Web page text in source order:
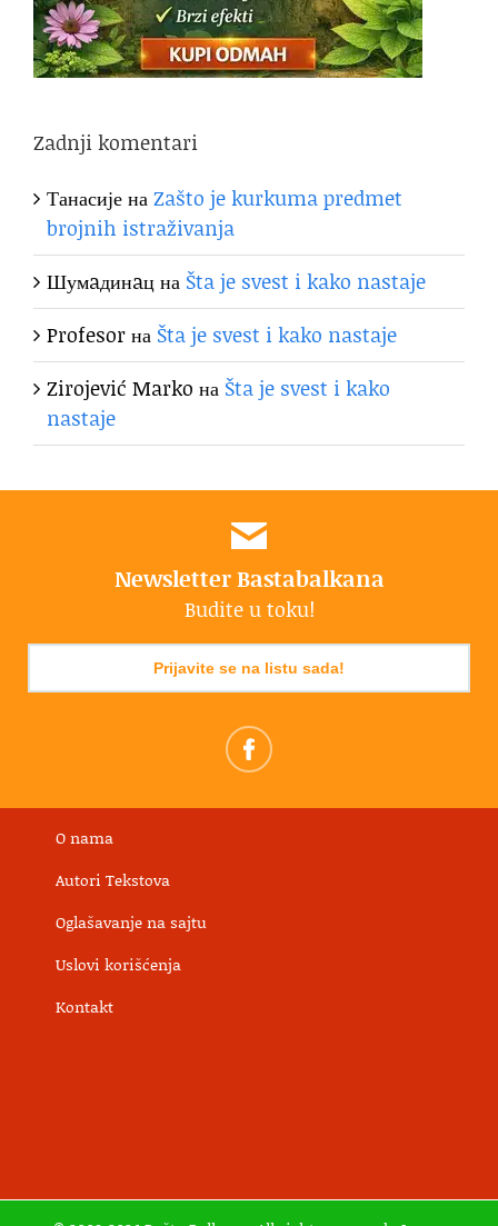
Zadnji komentari
ТанасијенаZašto je kurkuma predmet
brojnih istraživanja
Шумaдинaцна Šta je svest i kako nastaje
Profesorна Šta je svest i kako nastaje
Zirojević Marko на Šta je svest i kako
nastaje
Newsletter Bastabalkana
Budite u toku!
Prijavite se na listu sada!
O nama
Autori Tekstova
Oglašavanje na sajtu
Uslovi korišćenja
Kontakt